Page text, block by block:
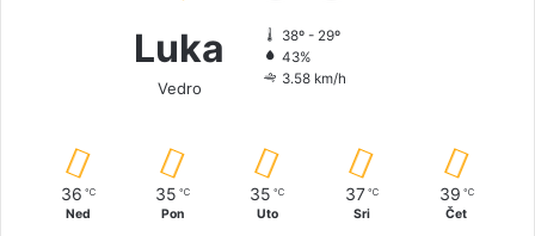
Luka
Vedro
38º - 29º
43%
3.58 km/h
36 ℃
Ned
35 ℃
Pon
35 ℃
Uto
37 ℃
Sri
39 ℃
Čet